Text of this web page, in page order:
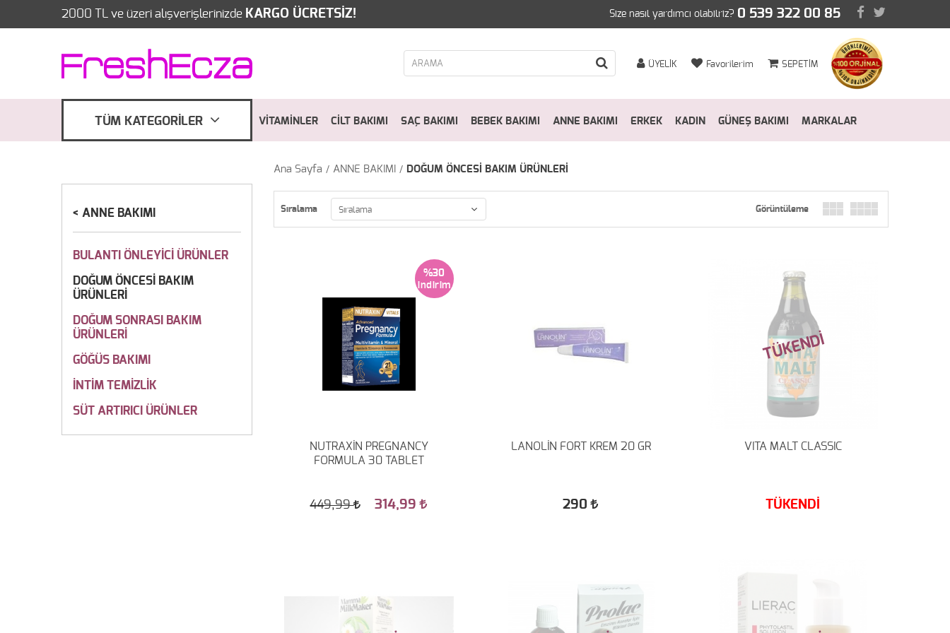
2000 TL ve üzeri alışverişlerinizde KARGO ÜCRETSİZ! Size nasıl yardımcı olabilriz? 0 539 322 00 85
SEPETİM
Favorilerim
ÜYELİK
TÜM KATEGORİLER VİTAMİNLER CİLT BAKIMI SAÇ BAKIMI BEBEK BAKIMI ANNE BAKIMI ERKEK KADIN GÜNEŞ BAKIMI MARKALAR
Ana Sayfa ANNE BAKIMI DOĞUM ÖNCESİ BAKIM ÜRÜNLERİ
Sıralama
NUTRAXİN PREGNANCY
FORMULA 30 TABLET
%30
449,99 314,99
LANOLİN FORT KREM 20 GR
290
TÜKENDİ
VITA MALT CLASSIC
TÜKENDİ
ANNE BAKIMI
BULANTI ÖNLEYİCİ ÜRÜNLER
DOĞUM ÖNCESİ BAKIM
ÜRÜNLERİ
DOĞUM SONRASI BAKIM
ÜRÜNLERİ
GÖĞÜS BAKIMI
İNTİM TEMİZLİK
SÜT ARTIRICI ÜRÜNLER